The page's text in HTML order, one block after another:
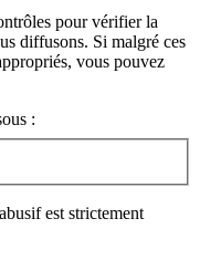
pour vérifier la
diffusons. Si malgré ces
vous pouvez
:
est strictement